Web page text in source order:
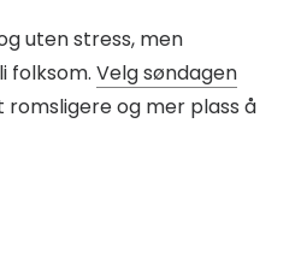
uten stress, men
folksom. Velg søndagen
romsligere og mer plass å